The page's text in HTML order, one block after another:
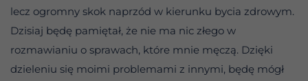
lecz ogromny skok naprzód w kierunku bycia zdrowym.
Dzisiaj będę pamiętał, że nie ma nic złego w
rozmawianiu o sprawach, które mnie męczą. Dzięki
dzieleniu się moimi problemami z innymi, będę mógł